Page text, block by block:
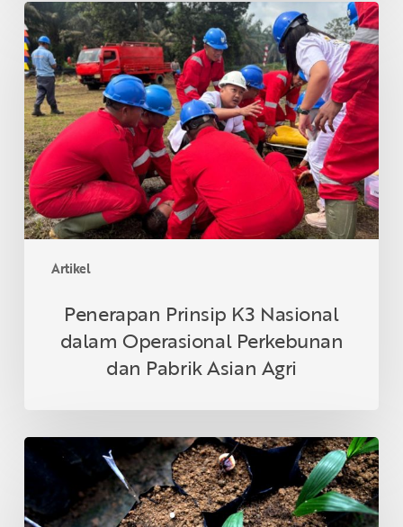
Artikel
Penerapan
Prinsip
K3
Nasional
dalam
Operasional
Perkebunan
dan
Pabrik
Asian
Agri
Penerapan Prinsip K3 Nasional
dalam Operasional Perkebunan
dan Pabrik Asian Agri
What
ganoderma
and